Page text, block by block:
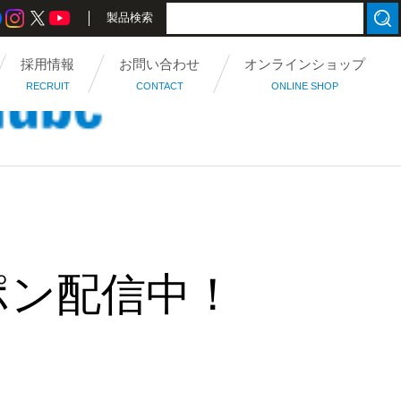
製品検索
採用情報
RECRUIT
お問い合わせ
CONTACT
オンラインショップ
ONLINE SHOP
配信中！